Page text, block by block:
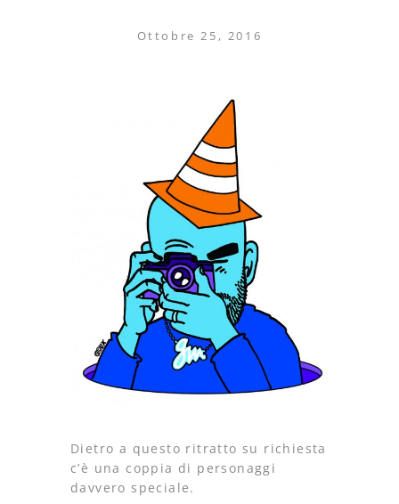
Ottobre 25, 2016
Dietro a questo ritratto su richiesta
c’è una coppia di personaggi
davvero speciale.